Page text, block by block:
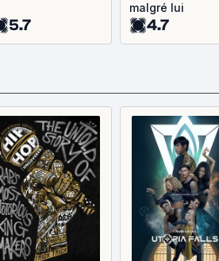
5.7
malgré lui
4.7